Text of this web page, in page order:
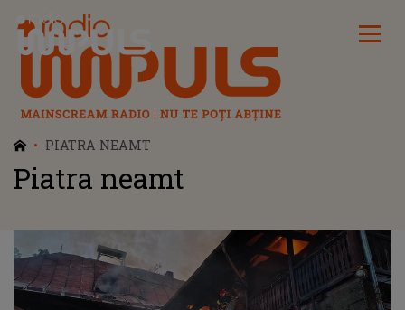
Radio Impuls
PIATRA NEAMT
Piatra neamt